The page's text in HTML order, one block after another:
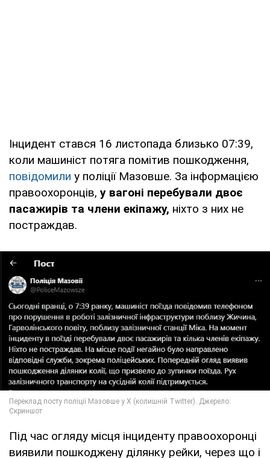
Інцидент стався 16 листопада близько 07:39,
коли машиніст потяга помітив пошкодження,
повідомили у поліції Мазовше. За інформацією
правоохоронців, у вагоні перебували двоє
пасажирів та члени екіпажу, ніхто з них не
постраждав.
Під час огляду місця інциденту правоохоронці
виявили пошкоджену ділянку рейки, через що і